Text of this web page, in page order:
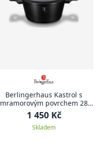
Berlingerhaus Kastrol s
mramorovým povrchem 28
cm Black Rose Collection
1 450 Kč
Skladem